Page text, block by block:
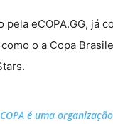
pela eCOPA.GG, já
o a Copa
é uma